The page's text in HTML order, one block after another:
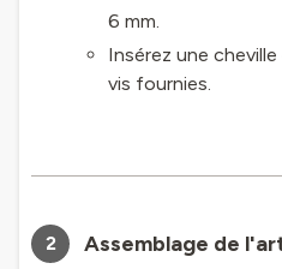
6 mm.
Insérez une
vis fournies.
2 Assemblage de